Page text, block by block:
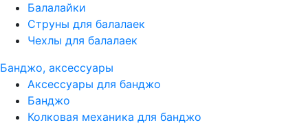
Балалайки
Струны для балалаек
Чехлы для балалаек
Банджо, аксессуары
Аксессуары для банджо
Банджо
Колковая механика для банджо